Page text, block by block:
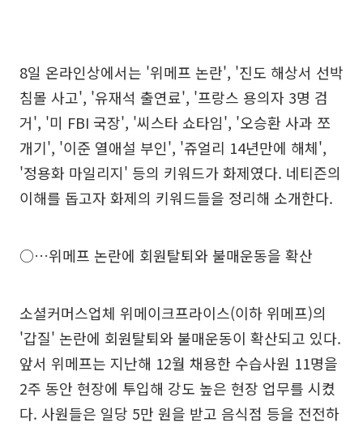
8일 온라인상에서는 '위메프 논란', '진도 해상서 선박
침몰 사고', '유재석 출연료', '프랑스 용의자 3명 검
거', '미 FBI 국장', '씨스타 쇼타임', '오승환 사과 쪼
개기', '이준 열애설 부인', '쥬얼리 14년만에 해체',
'정용화 마일리지' 등의 키워드가 화제였다. 네티즌의
이해를 돕고자 화제의 키워드들을 정리해 소개한다.
○…위메프 논란에 회원탈퇴와 불매운동을 확산
소셜커머스업체 위메이크프라이스(이하 위메프)의
'갑질' 논란에 회원탈퇴와 불매운동이 확산되고 있다.
앞서 위메프는 지난해 12월 채용한 수습사원 11명을
2주 동안 현장에 투입해 강도 높은 현장 업무를 시켰
다. 사원들은 일당 5만 원을 받고 음식점 등을 전전하